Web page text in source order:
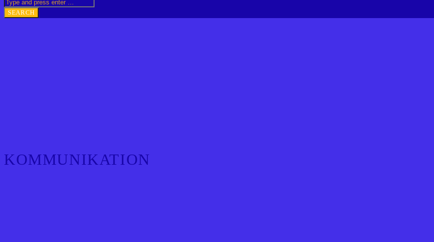
KOMMUNIKATION